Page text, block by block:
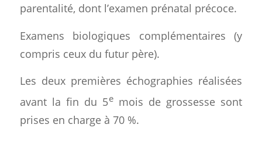
parentalité, dont l’examen prénatal précoce.
Examens biologiques complémentaires (y
compris ceux du futur père).
Les deux premières échographies réalisées
avant la fin du 5emois de grossesse sont
prises en charge à 70 %.